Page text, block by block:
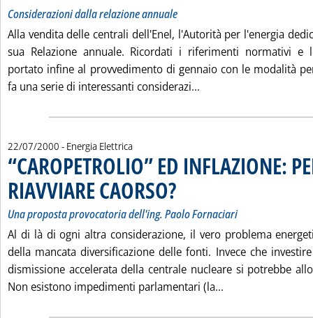
Considerazioni dalla relazione annuale
Alla vendita delle centrali dell'Enel, l'Autorità per l'energia
sua Relazione annuale. Ricordati i riferimenti normativi e
portato infine al provvedimento di gennaio con le modalità
fa una serie di interessanti considerazi...
22/07/2000 - Energia Elettrica
“CAROPETROLIO” ED INFLAZIONE:
RIAVVIARE CAORSO?. Sottotitolo: Una proposta provocatoria
. Pubblicata sabato 22 luglio 2000 alle
Una proposta provocatoria dell'ing. Paolo Fornaciari
Al di là di ogni altra considerazione, il vero problema
della mancata diversificazione delle fonti. Invece che
dismissione accelerata della centrale nucleare si potrebbe
Non esistono impedimenti parlamentari (la...